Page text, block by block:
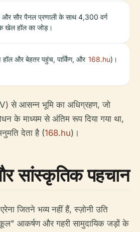
सौर पैनल प्रणाली के साथ 4,300 वर्ग
खेल हॉल का जोड़।
हॉल और बेहतर पहुंच, पार्किंग, और 168.hu)।
से आसन्न भूमि का अधिग्रहण, जो
के माध्यम से अंतिम रूप दिया गया था,
देता है (168.hu)।
सांस्कृतिक पहचान
जितने भव्य नहीं हैं, स्ज़ोनी उति
आकर्षण और गहरी सामुदायिक जड़ों के